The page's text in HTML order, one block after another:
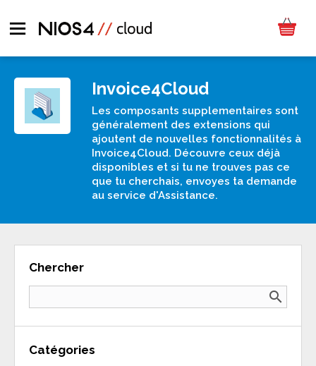
Invoice4Cloud
Les composants supplementaires sont
généralement des extensions qui
ajoutent de nouvelles fonctionnalités à
Invoice4Cloud. Découvre ceux déjà
disponibles et si tu ne trouves pas ce
que tu cherchais, envoyes ta demande
au service d'Assistance.
Chercher
search
Catégories